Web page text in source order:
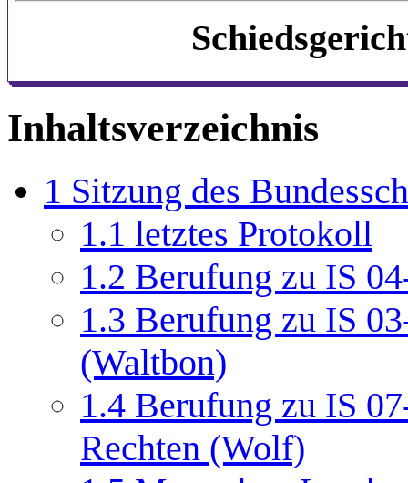
Inhaltsverzeichnis
1 Sitzung des
1.1 letztes Protokoll
1.2 Berufung zu IS
1.3 Berufung zu IS
(Waltbon)
1.4 Berufung zu IS
Rechten (Wolf)